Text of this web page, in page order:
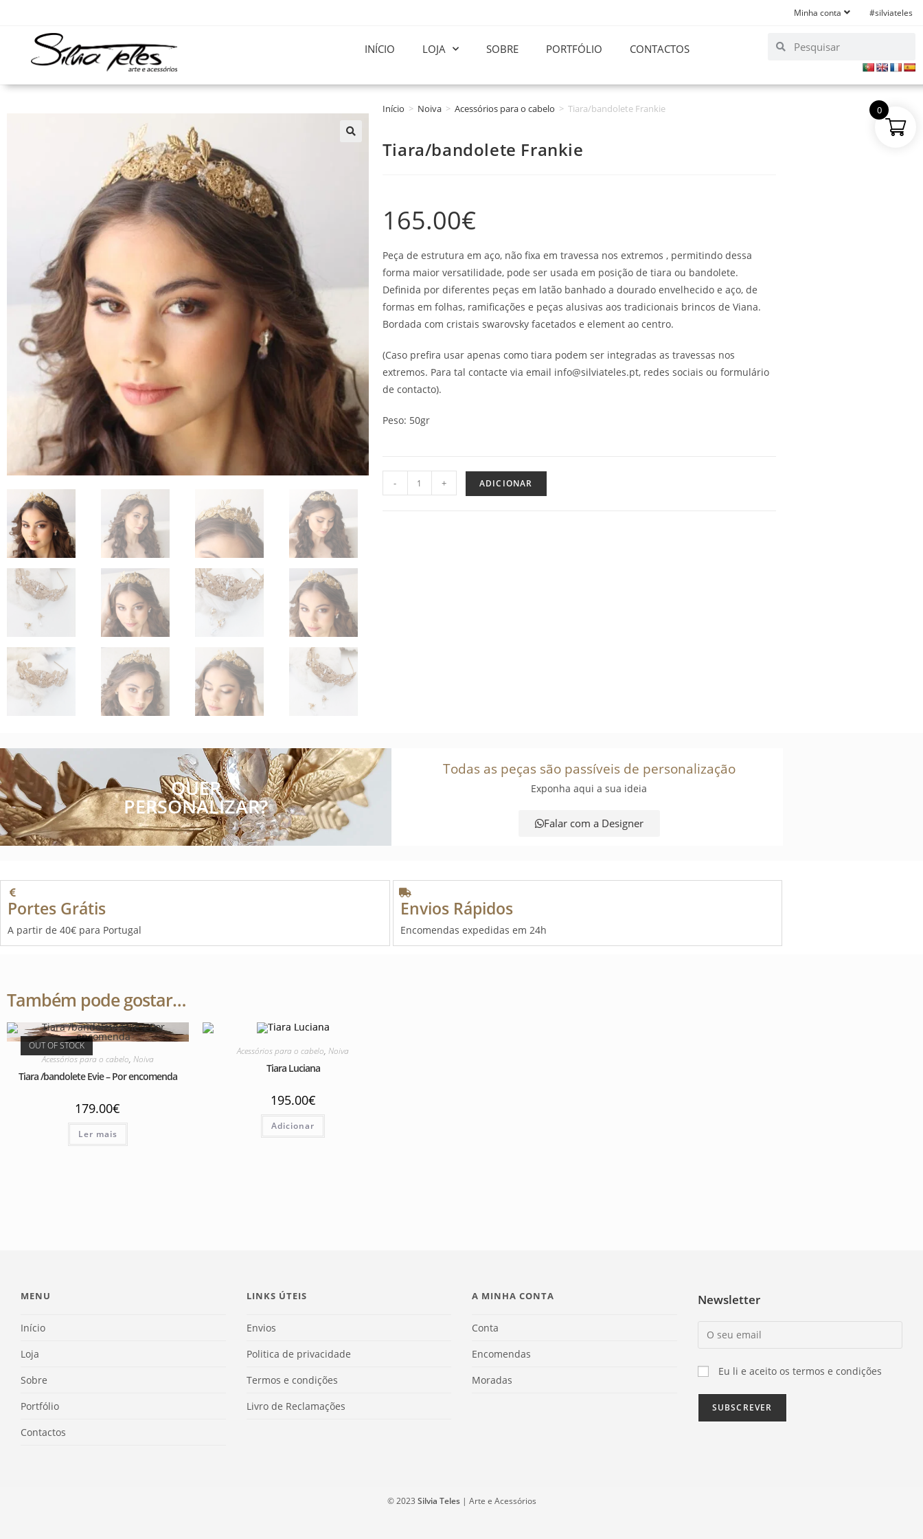
Minha conta #silviateles
INÍCIO LOJA SOBRE PORTFÓLIO CONTACTOS
Início > Noiva > Acessórios para o cabelo > Tiara/bandolete Frankie
Tiara/bandolete Frankie
165.00€
Peça de estrutura em aço, não fixa em travessa nos extremos , permitindo dessa
forma maior versatilidade, pode ser usada em posição de tiara ou bandolete.
Definida por diferentes peças em latão banhado a dourado envelhecido e aço, de
formas em folhas, ramificações e peças alusivas aos tradicionais brincos de Viana.
Bordada com cristais swarovsky facetados e element ao centro.
(Caso prefira usar apenas como tiara podem ser integradas as travessas nos
extremos. Para tal contacte via email info@silviateles.pt, redes sociais ou formulário
de contacto).
Peso: 50gr
- + ADICIONAR
QUER
PERSONALIZAR?
Todas as peças são passíveis de personalização
Exponha aqui a sua ideia
Falar com a Designer
Portes Grátis
A partir de 40€ para Portugal
Envios Rápidos
Encomendas expedidas em 24h
Também pode gostar…
OUT OF STOCK
Acessórios para o cabelo, Noiva
Tiara /bandolete Evie – Por encomenda
179.00€
Ler mais
Acessórios para o cabelo,Noiva
Tiara Luciana
195.00€
Adicionar
MENU
Início
Loja
Sobre
Portfólio
Contactos
LINKS ÚTEIS
Envios
Politica de privacidade
Termos e condições
Livro de Reclamações
A MINHA CONTA
Conta
Encomendas
Moradas
Newsletter
Eu li e aceito os termos e condições
© 2023 Silvia Teles| Arte e Acessórios
0